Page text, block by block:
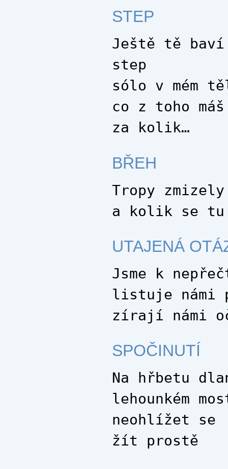
STEP
Ještě tě baví
step
sólo v mém
co z toho máš
za kolik…
BŘEH
Tropy zmizely
a kolik se tu
UTAJENÁ
Jsme k
listuje námi
zírají námi
SPOČINUTÍ
Na hřbetu
lehounkém
neohlížet se
žít prostě